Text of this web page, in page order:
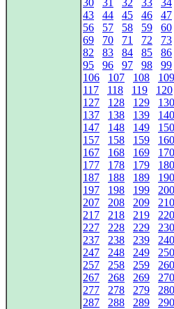
30
31 32 33 34
43
44 45 46 47
56
57 58 59 60
69
70 71 72 73
82
83 84 85 86
95
96 97 98 99
106
107 108 109
117
118 119 120
127
128 129 130
137
138 139 140
147
148 149 150
157
158 159 160
167
168 169 170
177
178 179 180
187
188 189 190
197
198 199 200
207
208 209 210
217
218 219 220
227
228 229 230
237
238 239 240
247
248 249 250
257
258 259 260
267
268 269 270
277
278 279 280
287
288 289 290